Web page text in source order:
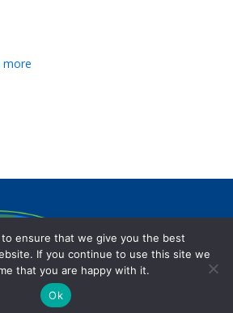
more
op een onafhankelijke
to ensure that we give you the best
If you continue to use this site we
that you are happy with it.
Ok